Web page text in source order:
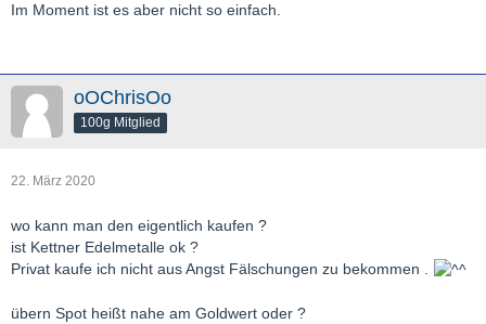
Im Moment ist es aber nicht so einfach.
oOChrisOo
100g Mitglied
22. März 2020
wo kann man den eigentlich kaufen ?
ist Kettner Edelmetalle ok ?
Privat kaufe ich nicht aus Angst Fälschungen zu bekommen .
übern Spot heißt nahe am Goldwert oder ?